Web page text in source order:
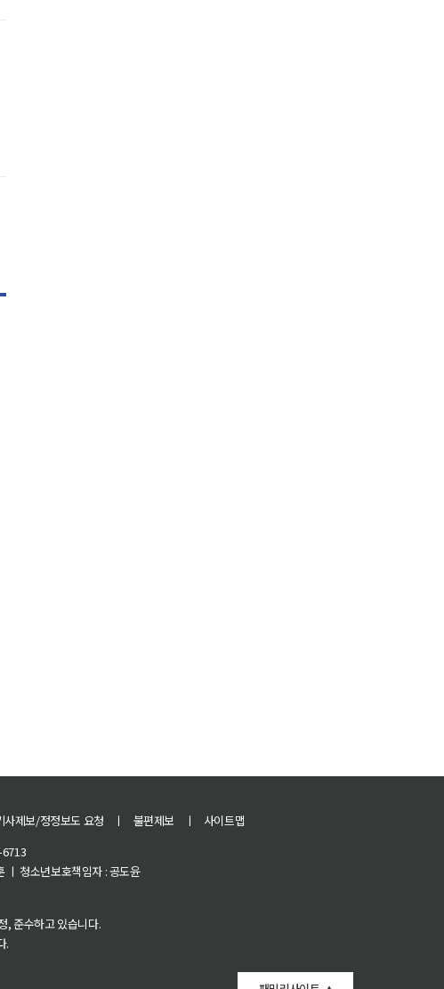
사제보/정정보도 요청 ㅣ 불편제보 ㅣ
사이트맵
ㅣ 청소년보호책임자 : 공도윤
, 준수하고 있습니다.
.